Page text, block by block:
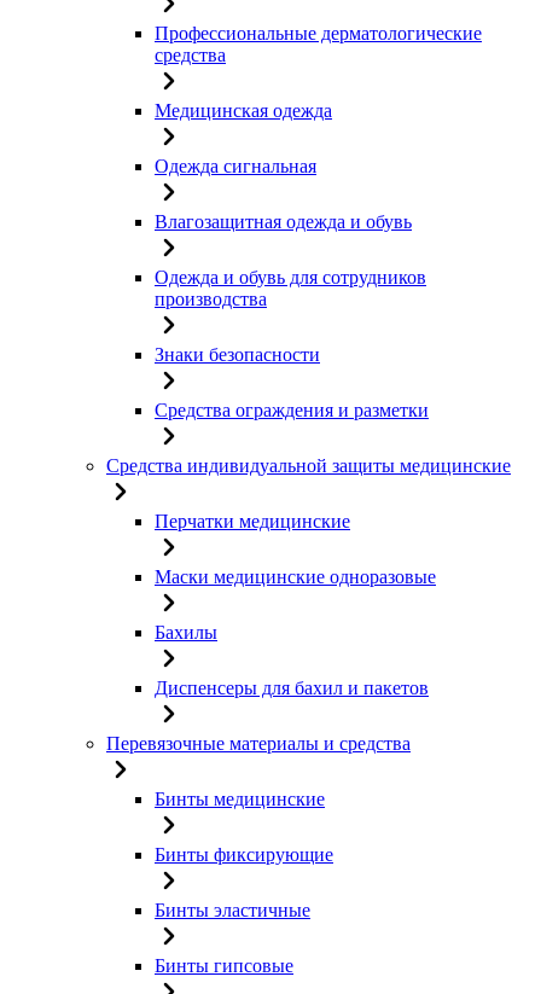
Профессиональные дерматологические
средства
Медицинская одежда
Одежда сигнальная
Влагозащитная одежда и обувь
Одежда и обувь для сотрудников
производства
Знаки безопасности
Средства ограждения и разметки
Средства индивидуальной защиты медицинские
Перчатки медицинские
Маски медицинские одноразовые
Бахилы
Диспенсеры для бахил и пакетов
Перевязочные материалы и средства
Бинты медицинские
Бинты фиксирующие
Бинты эластичные
Бинты гипсовые